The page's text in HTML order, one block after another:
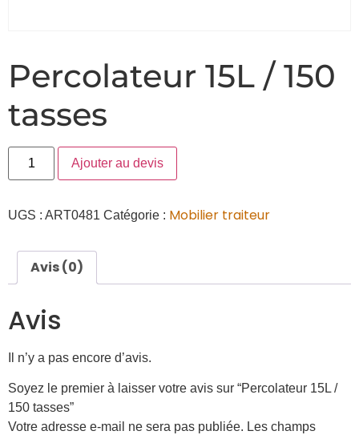
Percolateur 15L / 150
tasses
Ajouter au devis
UGS : ART0481 Catégorie : Mobilier traiteur
Avis (0)
Avis
Il n’y a pas encore d’avis.
Soyez le premier à laisser votre avis sur “Percolateur 15L /
150 tasses”
Votre adresse e-mail ne sera pas publiée. Les champs